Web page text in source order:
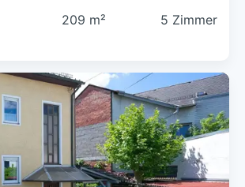
209 m² 5 Zimmer